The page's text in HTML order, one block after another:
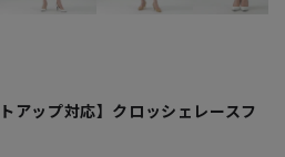
アップ対応】クロッシェレースフ